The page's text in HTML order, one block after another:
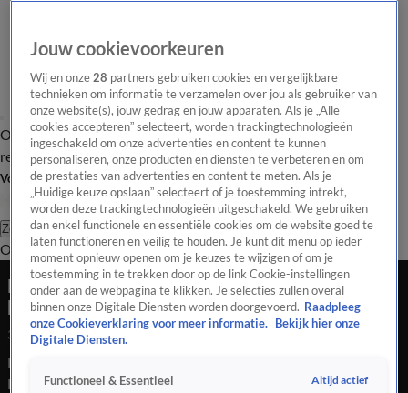
Overzicht Laatste nieuws Regionieuws Het beste van Hart
Tip de
redactie
Volg Hart van Nederland
Zoeken
OverzichtRegioUitzendingenWeerTip de redactiePanelVideo's
Dorp komt in actie en voorkomt sluiting van
buurtsuper Baambrugge
30 sep 2023, 20:34
Dorp komt in actie en voorkomt sluiting van buurtsuper
Baambrugge&#xA;
Jouw cookievoorkeuren
Wij en onze28 partners gebruiken cookies en vergelijkbare
technieken om informatie te verzamelen over jou als gebruiker van
onze website(s), jouw gedrag en jouw apparaten. Als je „Alle
cookies accepteren” selecteert, worden trackingtechnologieën
ingeschakeld om onze advertenties en content te kunnen
personaliseren, onze producten en diensten te verbeteren en om
de prestaties van advertenties en content te meten. Als je
„Huidige keuze opslaan” selecteert of je toestemming intrekt,
worden deze trackingtechnologieën uitgeschakeld. We gebruiken
dan enkel functionele en essentiële cookies om de website goed te
laten functioneren en veilig te houden. Je kunt dit menu op ieder
moment opnieuw openen om je keuzes te wijzigen of om je
toestemming in te trekken door op de link Cookie-instellingen
onder aan de webpagina te klikken. Je selecties zullen overal
binnen onze Digitale Diensten worden doorgevoerd. Raadpleeg
onze Cookieverklaring voor meer informatie.
Bekijk hier onze
Digitale Diensten.
Functioneel & Essentieel Altijd actief